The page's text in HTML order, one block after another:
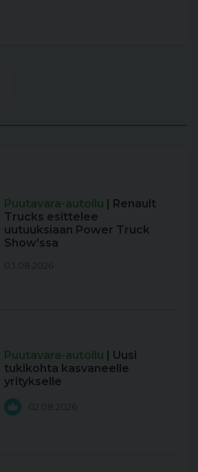
Puutavara-autoilu | Renault
Trucks esittelee
uutuuksiaan Power Truck
Show'ssa
03.08.2026
Puutavara-autoilu | Uusi
tukikohta kasvaneelle
yritykselle
02.08.2026